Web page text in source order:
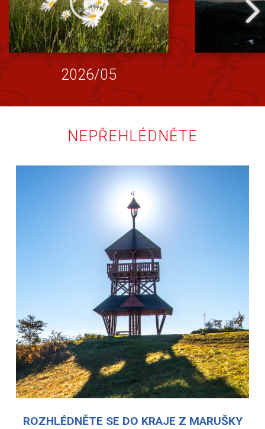
2026/05
NEPŘEHLÉDNĚTE
ROZHLÉDNĚTE SE DO KRAJE Z MARUŠKY